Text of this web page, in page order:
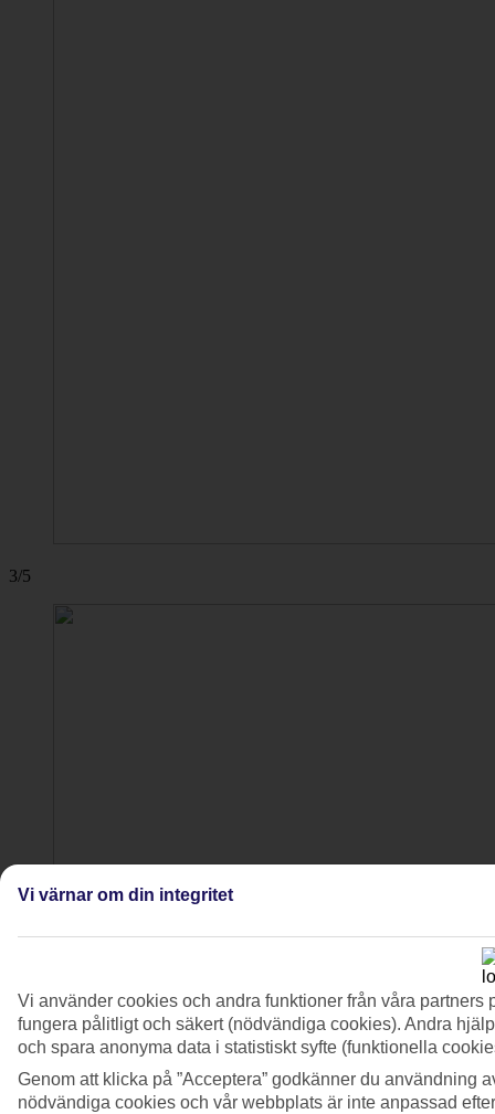
3/5
Vi värnar om din integritet
Vi använder cookies och andra funktioner från våra
fungera pålitligt och säkert (nödvändiga cookies). Andra
och spara anonyma data i statistiskt syfte (funktionella
Genom att klicka på ”Acceptera” godkänner du användning
nödvändiga cookies och vår webbplats är inte anpassad